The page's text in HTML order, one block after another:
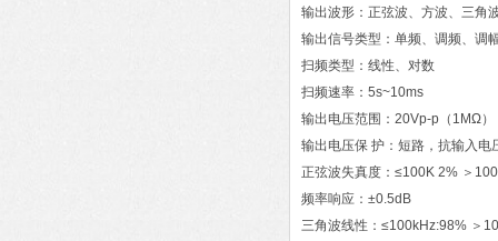
输出波形：正弦波、方波、三角
输出信号类型：单频、调频、调
扫频类型：线性、对数
扫频速率：5s~10ms
输出电压范围：20Vp-p（1MΩ
输出电压保 护：短路，抗输入电
正弦波失真度：≤100K 2% ＞
频率响应：±0.5dB
三角波线性：≤100kHz:98% ＞